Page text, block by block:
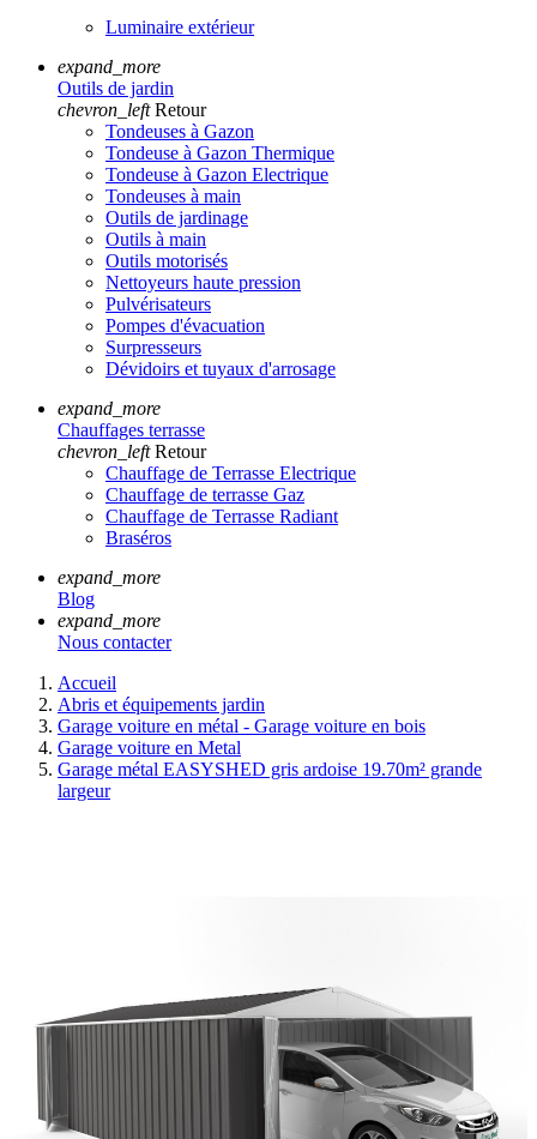
Luminaire extérieur
expand_more
Outils de jardin
chevron_left Retour
Tondeuses à Gazon
Tondeuse à Gazon Thermique
Tondeuse à Gazon Electrique
Tondeuses à main
Outils de jardinage
Outils à main
Outils motorisés
Nettoyeurs haute pression
Pulvérisateurs
Pompes d'évacuation
Surpresseurs
Dévidoirs et tuyaux d'arrosage
expand_more
Chauffages terrasse
chevron_left Retour
Chauffage de Terrasse Electrique
Chauffage de terrasse Gaz
Chauffage de Terrasse Radiant
Braséros
expand_more
Blog
expand_more
Nous contacter
Accueil
Abris et équipements jardin
Garage voiture en métal - Garage voiture en bois
Garage voiture en Metal
Garage métal EASYSHED gris ardoise 19.70m² grande
largeur